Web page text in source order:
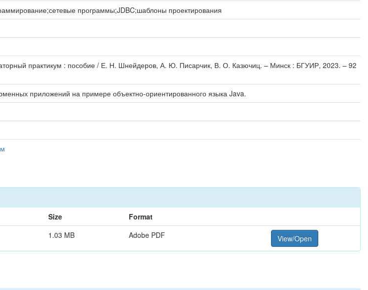
программы;JDBC;шаблоны проектирования
практикум : пособие / Е. Н. Шнейдеров, А. Ю. Писарчик, В. О. Казючиц. – Минск : БГУИР, 2023. – 92
приложений на примере объектно-ориентированного языка Java.
Size
Format
1.03 MB Adobe PDF View/Open